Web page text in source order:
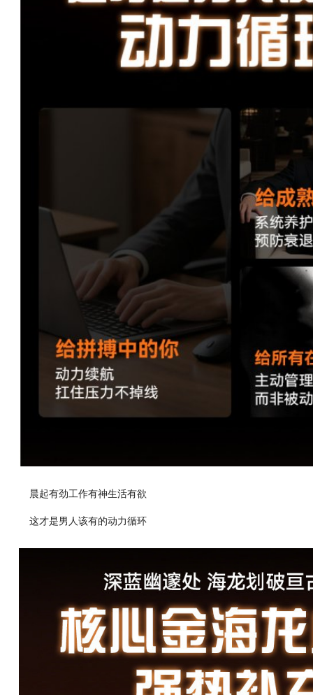
晨起有劲工作有神生活有欲
这才是男人该有的动力循环